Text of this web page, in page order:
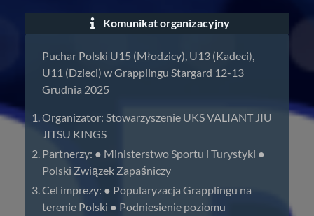
Komunikat organizacyjny
Puchar Polski U15 (Młodzicy), U13 (Kadeci),
U11 (Dzieci) w Grapplingu Stargard 12-13
Grudnia 2025
Organizator: Stowarzyszenie UKS VALIANT JIU
JITSU KINGS
Partnerzy: ● Ministerstwo Sportu i Turystyki ●
Polski Związek Zapaśniczy
Cel imprezy: ● Popularyzacja Grapplingu na
terenie Polski ● Podniesienie poziomu